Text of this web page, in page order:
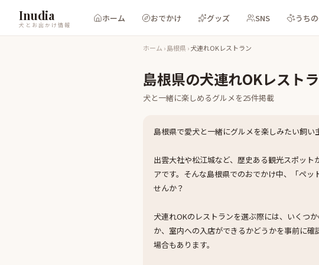
Inudia
犬とお出かけ情報
ホーム おでかけ グッズ SNS うち
ホーム ›島根県›犬連れOKレストラン
島根県の犬連れOKレスト
犬と一緒に楽しめるグルメ を25件掲載
島根県で愛犬と一緒にグルメを楽しみたい飼い
出雲大社や松江城など、歴史ある観光スポッ
アです。そんな島根県でのおでかけ中、「ペ
せんか？
犬連れOKのレストランを選ぶ際には、いくつ
か、室内への入店ができるかどうかを事前に
場合もあります。